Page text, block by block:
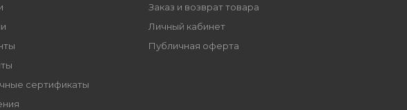
сертификаты
Заказ и возврат товара
Личный кабинет
Публичная оферта